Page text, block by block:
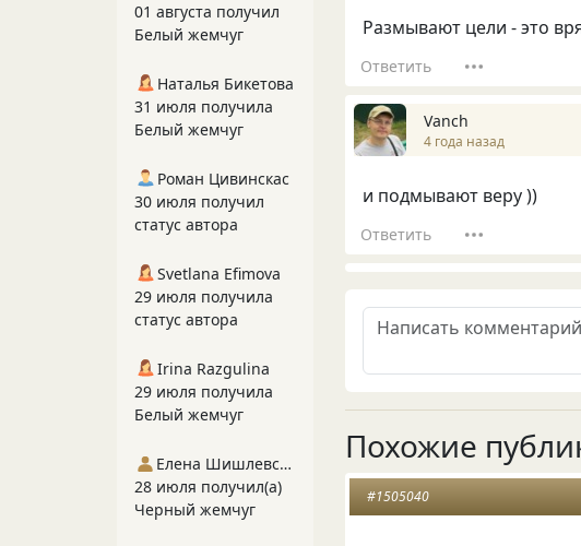
Размывают цели - это
Ответить
Vanch
4 года назад
и подмывают веру ))
Ответить
Похожие
#1505040
01 августа получил
Белый жемчуг
Наталья Бикетова
31 июля получила
Белый жемчуг
Роман Цивинскас
30 июля получил
статус автора
Svetlana Efimova
29 июля получила
статус автора
Irina Razgulina
29 июля получила
Белый жемчуг
Елена Шишлевская
28 июля получил(а)
Черный жемчуг